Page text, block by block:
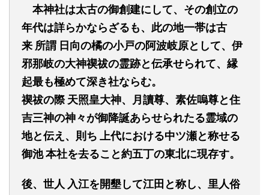
本神社は太古の御創建にして、その創立の
年代は詳らかならざるも、此の地一帯は古
来 所謂 日向の橘の小戸の阿波岐原として、伊
邪那岐の大神禊祓の霊跡と伝承せられて、縁
起最も極めて深き社ならむ。
禊祓の際 天照皇大神、月讀尊、素佐嗚尊と住
吉三神の神々が御降誕あらせられたる霊域の
地と伝え、則ち 上代における中ツ瀬と称せる
御池本社を去ること約五丁の東北に現存す。
後、世人 入江を開墾して江田と称し、里人俗